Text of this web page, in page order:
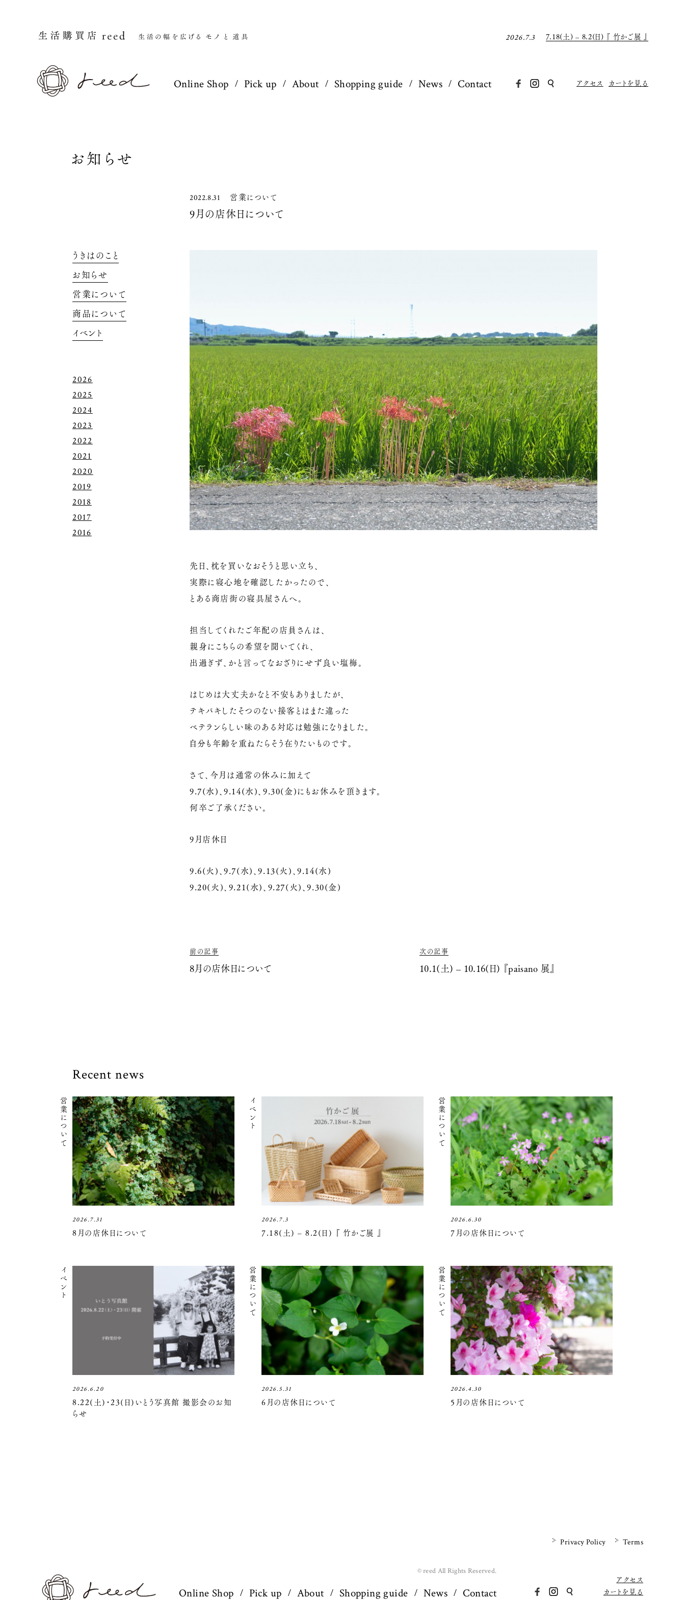
7.18(土) – 8.2(日) 『 竹かご展 』
2026.7.3
7.18(土) – 8.2(日) 『 竹かご展 』
2026.7.3
Online Shop Pick up About Shopping guide News Contact アクセス カートを見る
お知らせ
2022.8.31 営業について
9月の店休日について
先日、枕を買いなおそうと思い立ち、
実際に寝心地を確認したかったので、
とある商店街の寝具屋さんへ。
担当してくれたご年配の店員さんは、
親身にこちらの希望を聞いてくれ、
出過ぎず、かと言ってなおざりにせず良い塩梅。
はじめは大丈夫かなと不安もありましたが、
テキパキしたそつのない接客とはまた違った
ベテランらしい味のある対応は勉強になりました。
自分も年齢を重ねたらそう在りたいものです。
さて、今月は通常の休みに加えて
9.7(水)、9.14(水)、9.30(金)にもお休みを頂きます。
何卒ご了承ください。
9月店休日
9.6(火)、9.7(水)、9.13(火)、9.14(水)
9.20(火)、9.21(水)、9.27(火)、9.30(金)
前の記事
8月の店休日について
次の記事
10.1(土) – 10.16(日) 『paisano 展』
うきはのこと
お知らせ
営業について
商品について
イベント
2026
2025
2024
2023
2022
2021
2020
2019
2018
2017
2016
Recent news
2026.7.31
営業について
8月の店休日について
2026.7.3
イベント
7.18(土) – 8.2(日) 『 竹かご展 』
2026.6.30
営業について
7月の店休日について
2026.6.20
イベント
8.22(土)・23(日)いとう写真館 撮影会のお知
らせ
2026.5.31
営業について
6月の店休日について
2026.4.30
営業について
5月の店休日について
Terms
Privacy Policy
Online Shop Pick up About Shopping guide News Contact
© reed All Rights Reserved.
アクセス
カートを見る